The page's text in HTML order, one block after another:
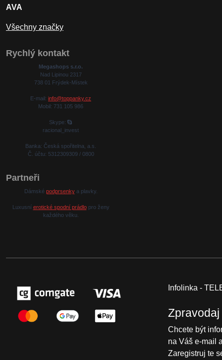
AVA
Všechny značky
Rychlý kontakt
Megashops s.r.o.
Nad Lipinou 2317
738 01 Frýdek-Místek
E-mail: info@toppanky.cz
Mobil: 731 105 986
Skype:
racional_invest
Banka: Česká spořitelna, a.s.
Č. účtu: 5312309309 / 0800
Partneři
Dámské podprsenkya plavky.
Luxusní erotické spodní prádlopro ženy
každého věku.
Infolinka -
Zpravodaj
Chcete být
na Váš e-mail
Zaregistruj te